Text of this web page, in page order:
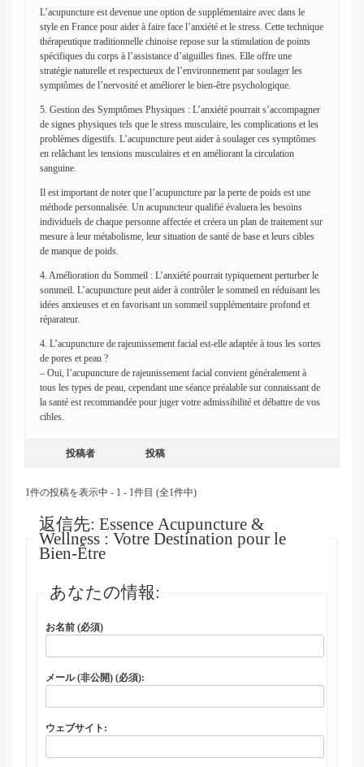
L’acupuncture est devenue une option de supplémentaire avec dans le
style en France pour aider à faire face l’anxiété et le stress. Cette technique
thérapeutique traditionnelle chinoise repose sur la stimulation de points
spécifiques du corps à l’assistance d’aiguilles fines. Elle offre une
stratégie naturelle et respectueux de l’environnement par soulager les
symptômes de l’nervosité et améliorer le bien-être psychologique.
5. Gestion des Symptômes Physiques : L’anxiété pourrait s’accompagner
de signes physiques tels que le stress musculaire, les complications et les
problèmes digestifs. L’acupuncture peut aider à soulager ces symptômes
en relâchant les tensions musculaires et en améliorant la circulation
sanguine.
Il est important de noter que l’acupuncture par la perte de poids est une
méthode personnalisée. Un acupuncteur qualifié évaluera les besoins
individuels de chaque personne affectée et créera un plan de traitement sur
mesure à leur métabolisme, leur situation de santé de base et leurs cibles
de manque de poids.
4. Amélioration du Sommeil : L’anxiété pourrait typiquement perturber le
sommeil. L’acupuncture peut aider à contrôler le sommeil en réduisant les
idées anxieuses et en favorisant un sommeil supplémentaire profond et
réparateur.
4. L’acupuncture de rajeunissement facial est-elle adaptée à tous les sortes
de pores et peau ?
– Oui, l’acupuncture de rajeunissement facial convient généralement à
tous les types de peau, cependant une séance préalable sur connaissant de
la santé est recommandée pour juger votre admissibilité et débattre de vos
cibles.
投稿者 投稿
1件の投稿を表示中 - 1 - 1件目 (全1件中)
返信先: Essence Acupuncture &
Wellness : Votre Destination pour le
Bien-Être
あなたの情報:
お名前 (必須)
メール (非公開) (必須):
ウェブサイト: